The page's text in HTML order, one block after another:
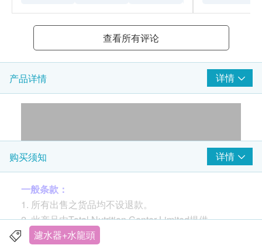
查看所有评论
产品详情 详情
购买须知 详情
一般条款：
1. 所有出售之货品均不设退款。
2. 此产品由Total Nutrition Center Limited提供。
3. 如有任何争议，Total Nutrition Center Limited及健
濾水器+水龍頭